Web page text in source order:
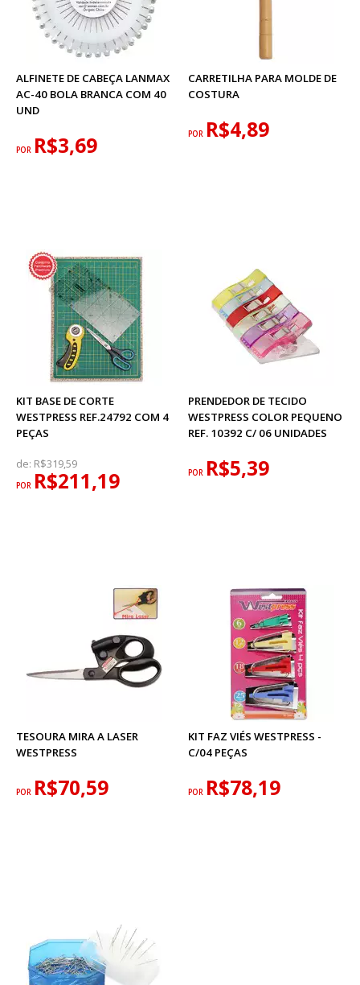
ALFINETE DE CABEÇA LANMAX
AC-40 BOLA BRANCA COM 40
UND
POR R$3,69
CARRETILHA PARA MOLDE DE
COSTURA
POR R$4,89
KIT BASE DE CORTE
WESTPRESS REF.24792 COM 4
PEÇAS
de: R$319,59
POR R$211,19
PRENDEDOR DE TECIDO
WESTPRESS COLOR PEQUENO
REF. 10392 C/ 06 UNIDADES
POR R$5,39
TESOURA MIRA A LASER
WESTPRESS
POR R$70,59
KIT FAZ VIÉS WESTPRESS -
C/04 PEÇAS
POR R$78,19